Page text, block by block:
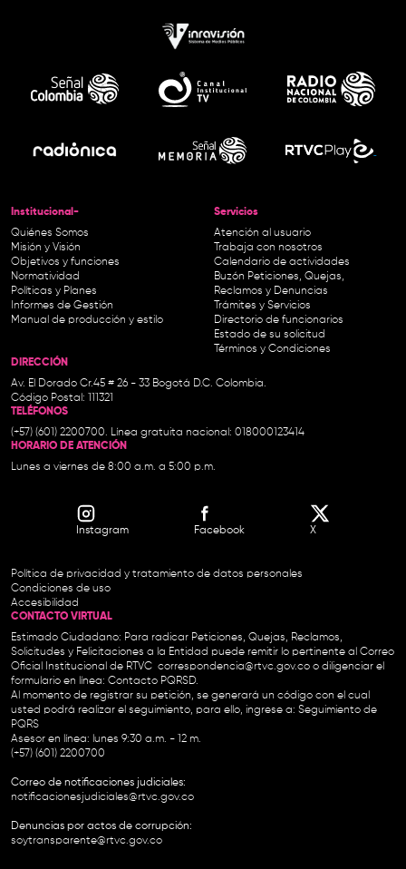
Institucional-
Quiénes Somos
Misión y Visión
Objetivos y funciones
Normatividad
Políticas y Planes
Informes de Gestión
Manual de producción y estilo
Servicios
Atención al usuario
Trabaja con nosotros
Calendario de actividades
Buzón Peticiones, Quejas,
Reclamos y Denuncias
Trámites y Servicios
Directorio de funcionarios
Estado de su solicitud
Términos y Condiciones
DIRECCIÓN
Av. El Dorado Cr.45 # 26 - 33 Bogotá D.C. Colombia.
Código Postal: 111321
TELÉFONOS
(+57) (601) 2200700. Línea gratuita nacional: 018000123414
HORARIO DE ATENCIÓN
Lunes a viernes de 8:00 a.m. a 5:00 p.m.
Instagram Facebook X
Política de privacidad y tratamiento de datos personales
Condiciones de uso
Accesibilidad
CONTACTO VIRTUAL
Estimado Ciudadano: Para radicar Peticiones, Quejas, Reclamos,
Solicitudes y Felicitaciones a la Entidad puede remitir lo pertinente al Correo
Oficial Institucional de RTVC correspondencia@rtvc.gov.co o diligenciar el
formulario en línea: Contacto PQRSD.
Al momento de registrar su petición, se generará un código con el cual
usted podrá realizar el seguimiento, para ello, ingrese a: Seguimiento de
PQRS
Asesor en línea: lunes 9:30 a.m. - 12 m.
(+57) (601) 2200700
Correo de notificaciones judiciales:
notificacionesjudiciales@rtvc.gov.co
Denuncias por actos de corrupción:
soytransparente@rtvc.gov.co